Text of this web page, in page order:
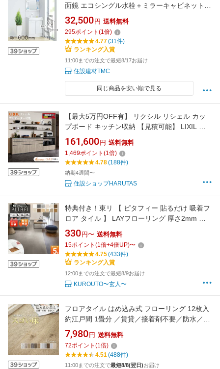
面鏡 エコシングル水栓＋ミラーキャビネット
LED照明【送料無料・メーカー直送】
（LDPB060BAGEN2A+LMPB060B1GDG1G）
【最安値に挑戦中】
32,500 円 送料無料
295ポイント (1倍)
4.77(31件)
ランキング入賞
11:00までの注文で最短8/17お届け
住設建材TMC
同じ商品を安い順で見る
【最大5万円OFF有】 リクシル リシェル カッ
プボード キッチン収納 【見積可能】 LIXIL キ
ッチンボード DIY 施主支給 ローカウンター セ
ラミックトップ可 【打合せしてからオーダー】
保証付【工事依頼可】
161,600 円 送料無料
1,469ポイント (1倍)
4.78(188件)
納期4週間〜
住設ショップHARUTAS
特典付き！東リ 【 ピタフィー 貼るだけ 吸着フ
ロア タイル 】 LAYフローリング 厚さ2mm 置
くだけ 吸着 床材 既設の床に 重ねる 原状復帰
賃貸 回復 クッションフロア かんたん DIY マン
ション アパート 自分でできる サンプル 手軽 リ
フォーム リノベーション シンプル
330 円〜 送料無料
15ポイント (1倍+4倍UP)〜
4.75(433件)
ランキング入賞
12:00までの注文で最短8/9お届け
KUROUTO〜玄人〜
フロアタイル はめ込み式 フローリング 12枚入
約江戸間 1畳分 ／賃貸／接着剤不要／防水／床
暖房対応／土足OK ／畳の上 木目 白 DIY 置く
だけ 感覚 床 マット フロアマット *フローリン
グ材*
7,980 円 送料無料
72ポイント (1倍)
4.51(488件)
11:00までの注文で最短8/8(翌日)お届け